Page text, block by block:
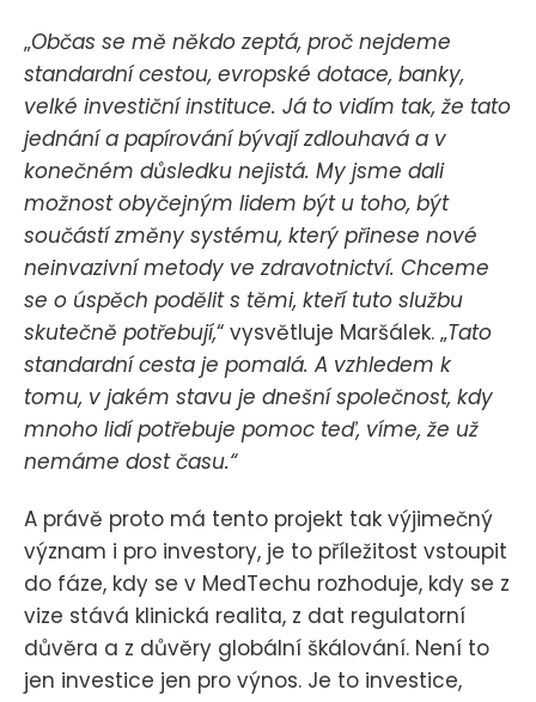
„Občas se mě někdo zeptá, proč nejdeme
standardní cestou, evropské dotace, banky,
velké investiční instituce. Já to vidím tak, že tato
jednání a papírování bývají zdlouhavá a v
konečném důsledku nejistá. My jsme dali
možnost obyčejným lidem být u toho, být
součástí změny systému, který přinese nové
neinvazivní metody ve zdravotnictví. Chceme
se o úspěch podělit s těmi, kteří tuto službu
skutečně potřebují,“ vysvětluje Maršálek. „Tato
standardní cesta je pomalá. A vzhledem k
tomu, v jakém stavu je dnešní společnost, kdy
mnoho lidí potřebuje pomoc teď, víme, že už
nemáme dost času.“
A právě proto má tento projekt tak výjimečný
význam i pro investory, je to příležitost vstoupit
do fáze, kdy se v MedTechu rozhoduje, kdy se z
vize stává klinická realita, z dat regulatorní
důvěra a z důvěry globální škálování. Není to
jen investice jen pro výnos. Je to investice,